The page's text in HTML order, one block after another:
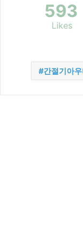
593
Likes
간절기아우